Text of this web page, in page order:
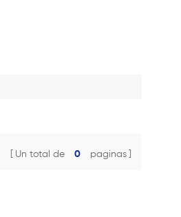
Un total de 0 paginas